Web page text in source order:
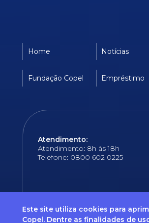
Este site utiliza cookies para
Copel. Dentre as finalidades de
Home Notícias
Fundação Copel Empréstimo
Atendimento:
Atendimento: 8h às 18h
Telefone: 0800 602 0225